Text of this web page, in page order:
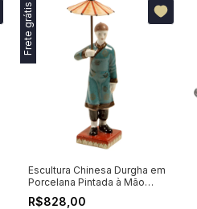
Frete grátis
Escultura Chinesa Durgha em
Porcelana Pintada à Mão
35cm
R$828,00